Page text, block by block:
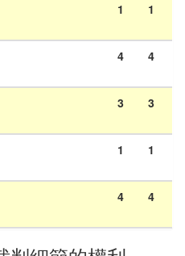
1 1
4 4
3 3
1 1
4 4